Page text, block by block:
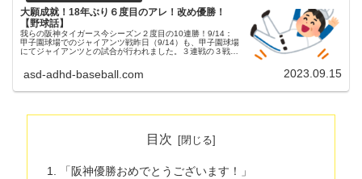
大願成就！18年ぶり６度目のアレ！改め優勝！
【野球話】
我らの阪神タイガース今シーズン２度目の10連勝！9/14：
甲子園球場でのジャイアンツ戦昨日（9/14）も、甲子園球場
にてジャイアンツとの試合が行われました。３連戦の３戦目
手読売ジャイ...
asd-adhd-baseball.com 2023.09.15
目次
「阪神優勝おめでとうございます！」